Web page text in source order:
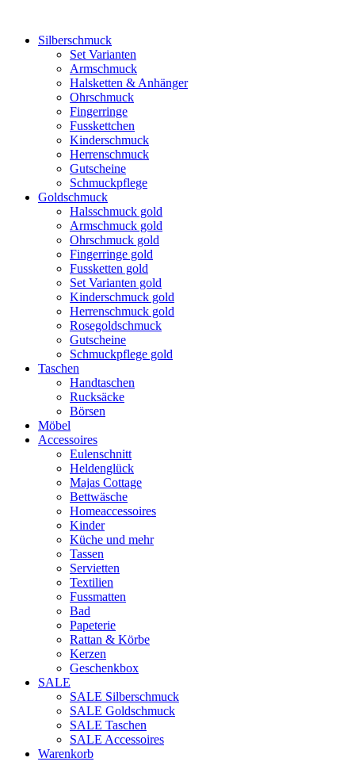
Silberschmuck
Set Varianten
Armschmuck
Halsketten & Anhänger
Ohrschmuck
Fingerringe
Fusskettchen
Kinderschmuck
Herrenschmuck
Gutscheine
Schmuckpflege
Goldschmuck
Halsschmuck gold
Armschmuck gold
Ohrschmuck gold
Fingerringe gold
Fussketten gold
Set Varianten gold
Kinderschmuck gold
Herrenschmuck gold
Rosegoldschmuck
Gutscheine
Schmuckpflege gold
Taschen
Handtaschen
Rucksäcke
Börsen
Möbel
Accessoires
Eulenschnitt
Heldenglück
Majas Cottage
Bettwäsche
Homeaccessoires
Kinder
Küche und mehr
Tassen
Servietten
Textilien
Fussmatten
Bad
Papeterie
Rattan & Körbe
Kerzen
Geschenkbox
SALE
SALE Silberschmuck
SALE Goldschmuck
SALE Taschen
SALE Accessoires
Warenkorb